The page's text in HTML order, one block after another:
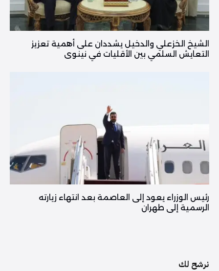
الشيخ الخزعلي والدخيل يشددان على أهمية تعزيز
التعايش السلمي بين الأقليات في نينوى
رئيس الوزراء يعود إلى العاصمة بعد انتهاء زيارته
الرسمية إلى طهران
نرشح لك